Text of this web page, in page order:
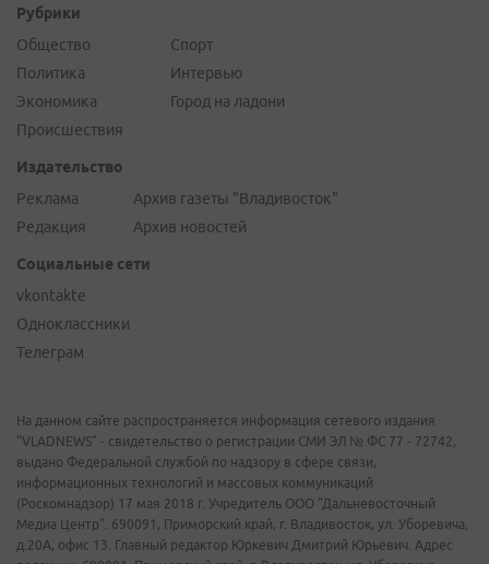
Рубрики
Общество
Политика
Экономика
Происшествия
Спорт
Интервью
Город на ладони
Издательство
Реклама
Редакция
Архив газеты "Владивосток"
Архив новостей
Социальные сети
vkontakte
Одноклассники
Телеграм
На данном сайте распространяется информация сетевого издания
"VLADNEWS" - свидетельство о регистрации СМИ ЭЛ № ФС 77 - 72742,
выдано Федеральной службой по надзору в сфере связи,
информационных технологий и массовых коммуникаций
(Роскомнадзор) 17 мая 2018 г. Учредитель ООО "Дальневосточный
Медиа Центр". 690091, Приморский край, г. Владивосток, ул. Уборевича,
д.20А, офис 13. Главный редактор Юркевич Дмитрий Юрьевич. Адрес